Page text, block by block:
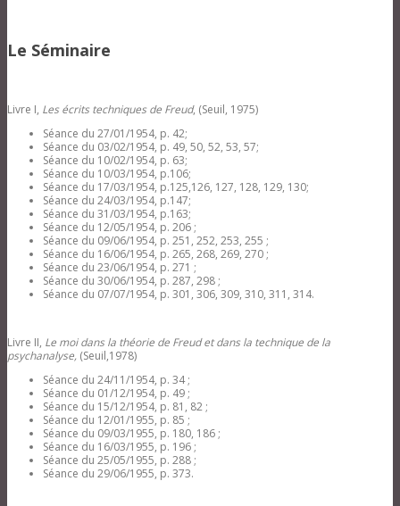
Le Séminaire
Livre I, Les écrits techniques de Freud, (Seuil, 1975)
Séance du 27/01/1954, p. 42;
Séance du 03/02/1954, p. 49, 50, 52, 53, 57;
Séance du 10/02/1954, p. 63;
Séance du 10/03/1954, p.106;
Séance du 17/03/1954, p.125,126, 127, 128, 129, 130;
Séance du 24/03/1954, p.147;
Séance du 31/03/1954, p.163;
Séance du 12/05/1954, p. 206 ;
Séance du 09/06/1954, p. 251, 252, 253, 255 ;
Séance du 16/06/1954, p. 265, 268, 269, 270 ;
Séance du 23/06/1954, p. 271 ;
Séance du 30/06/1954, p. 287, 298 ;
Séance du 07/07/1954, p. 301, 306, 309, 310, 311, 314.
Livre II, Le moi dans la théorie de Freud et dans la technique de la
psychanalyse, (Seuil,1978)
Séance du 24/11/1954, p. 34 ;
Séance du 01/12/1954, p. 49 ;
Séance du 15/12/1954, p. 81, 82 ;
Séance du 12/01/1955, p. 85 ;
Séance du 09/03/1955, p. 180, 186 ;
Séance du 16/03/1955, p. 196 ;
Séance du 25/05/1955, p. 288 ;
Séance du 29/06/1955, p. 373.